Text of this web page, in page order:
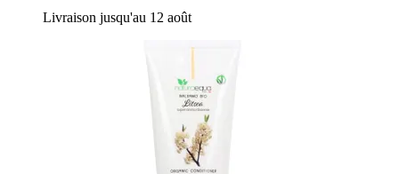
Livraison jusqu'au 12 août